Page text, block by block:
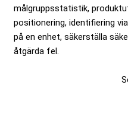
målgruppsstatistik,
positionering, identifiering
på en enhet, säkerställa
åtgärda fel.